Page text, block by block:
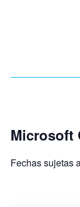
Microsoft
Fechas sujetas